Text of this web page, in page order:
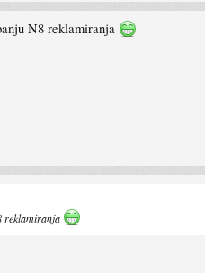
N8 reklamiranja
reklamiranja